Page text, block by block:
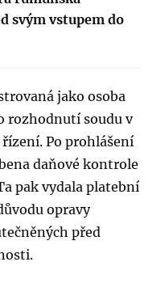
svým vstupem do
jako osoba
rozhodnutí soudu v
Po prohlášení
daňové kontrole
pak vydala platební
opravy
před